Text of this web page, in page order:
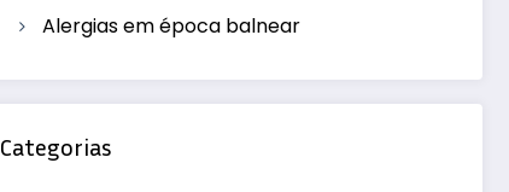
Alergias em época balnear
Categorias